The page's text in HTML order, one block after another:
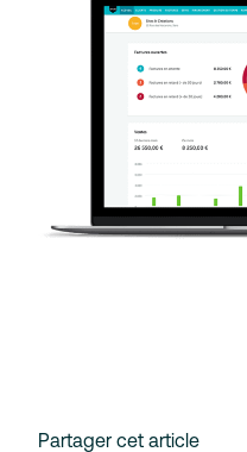
Partager cet article